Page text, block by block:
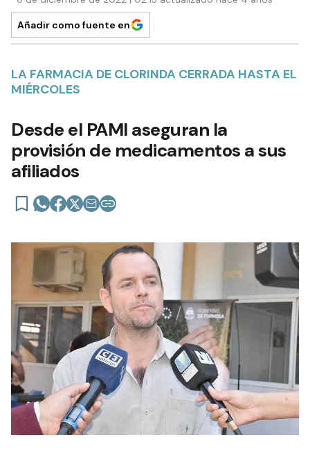
Añadir como fuente en
LA FARMACIA DE CLORINDA CERRADA HASTA EL
MIÉRCOLES
Desde el PAMI aseguran la
provisión de medicamentos a sus
afiliados